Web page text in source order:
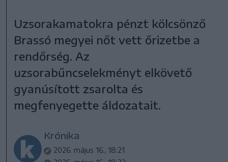
Uzsorakamatokra pénzt kölcsönző
Brassó megyei nőt vett őrizetbe a
rendőrség. Az
uzsorabűncselekményt elkövető
gyanúsított zsarolta és
megfenyegette áldozatait.
Krónika
2026. május 16., 18:21